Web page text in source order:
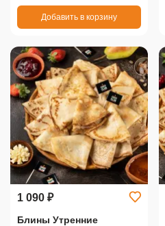
Добавить в корзину
1 090 ₽
Блины Утренние